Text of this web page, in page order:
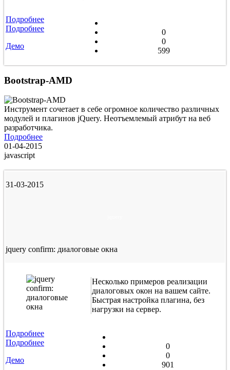
Подробнее
Подробнее
Демо
0
0
599
Bootstrap-AMD
Инструмент сочетает в себе огромное количество различных
модулей и плагинов jQuery. Неотъемлемый атрибут на веб
разработчика.
Подробнее
01-04-2015
javascript
31-03-2015
jquery confirm: диалоговые окна
Несколько примеров реализации
диалоговых окон на вашем сайте.
Быстрая настройка плагина, без
нагрузки на сервер.
Подробнее
Подробнее
Демо
0
0
901